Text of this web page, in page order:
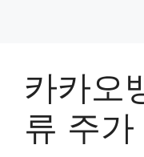
카카오
류 주